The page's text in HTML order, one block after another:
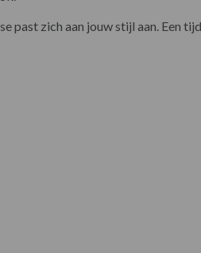
past zich aan jouw stijl aan. Een